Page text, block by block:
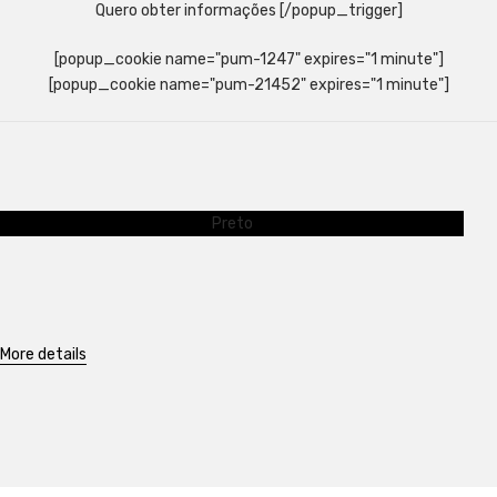
Quero obter informações [/popup_trigger]
[popup_cookie name="pum-1247" expires="1 minute"]
[popup_cookie name="pum-21452" expires="1 minute"]
Preto
More details